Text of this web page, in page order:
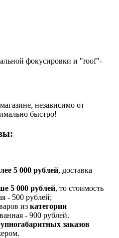
фокусировки и "roof"-
независимо от
быстро!
5 000 рублей, доставка
5 000 рублей, то стоимость
- 500 рублей;
из категории
- 900 рублей.
заказов